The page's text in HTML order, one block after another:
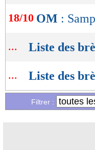
18/10 OM :
... Liste des
... Liste des
Filtrer :